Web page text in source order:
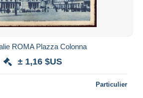
ROMA Plazza Colonna
± 1,16 $US
Particulier